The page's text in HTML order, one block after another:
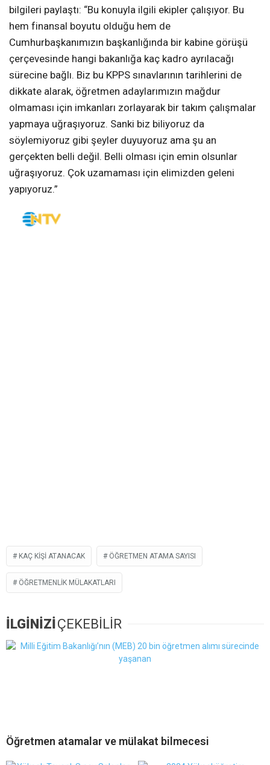
bilgileri paylaştı: “Bu konuyla ilgili ekipler çalışıyor. Bu
hem finansal boyutu olduğu hem de
Cumhurbaşkanımızın başkanlığında bir kabine görüşü
çerçevesinde hangi bakanlığa kaç kadro ayrılacağı
sürecine bağlı. Biz bu KPPS sınavlarının tarihlerini de
dikkate alarak, öğretmen adaylarımızın mağdur
olmaması için imkanları zorlayarak bir takım çalışmalar
yapmaya uğraşıyoruz. Sanki biz biliyoruz da
söylemiyoruz gibi şeyler duyuyoruz ama şu an
gerçekten belli değil. Belli olması için emin olsunlar
uğraşıyoruz. Çok uzamaması için elimizden geleni
yapıyoruz.”
KAÇ KIŞI ATANACAK ÖĞRETMEN ATAMA SAYISI
ÖĞRETMENLIK MÜLAKATLARI
İLGİNİZİÇEKEBİLİR
Öğretmen atamalar ve mülakat bilmecesi